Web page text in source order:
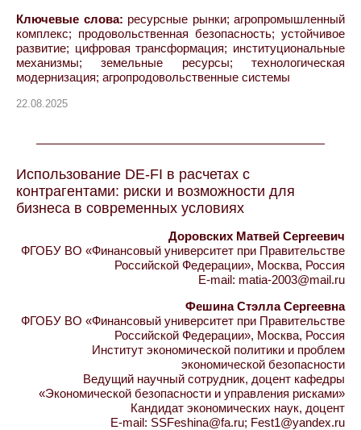
Ключевые слова: ресурсные рынки; агропромышленный
комплекс; продовольственная безопасность; устойчивое
развитие; цифровая трансформация; институциональные
механизмы; земельные ресурсы; технологическая
модернизация; агропродовольственные системы
22.08.2025
Использование DE-FI в расчетах с
контрагентами: риски и возможности для
бизнеса в современных условиях
Доровских Матвей Сергеевич
ФГОБУ ВО «Финансовый университет при Правительстве
Российской Федерации», Москва, Россия
E-mail: matia-2003@mail.ru
Фешина Стэлла Сергеевна
ФГОБУ ВО «Финансовый университет при Правительстве
Российской Федерации», Москва, Россия
Институт экономической политики и проблем
экономической безопасности
Ведущий научный сотрудник, доцент кафедры
«Экономической безопасности и управления рисками»
Кандидат экономических наук, доцент
E-mail: SSFeshina@fa.ru; Fest1@yandex.ru